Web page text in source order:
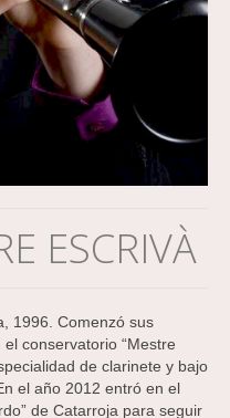
ESCRIVÀ
1996. Comenzó sus
conservatorio “Mestre
de clarinete y bajo
el año 2012 entró en el
de Catarroja para seguir